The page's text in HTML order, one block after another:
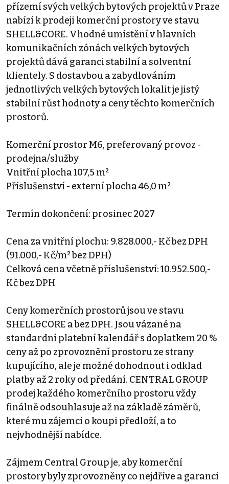
přízemí svých velkých bytových projektů v Praze
nabízí k prodeji komerční prostory ve stavu
SHELL&CORE. Vhodné umístění v hlavních
komunikačních zónách velkých bytových
projektů dává garanci stabilní a solventní
klientely. S dostavbou a zabydlováním
jednotlivých velkých bytových lokalit je jistý
stabilní růst hodnoty a ceny těchto komerčních
prostorů.
Komerční prostor M6, preferovaný provoz -
prodejna/služby
Vnitřní plocha 107,5 m²
Příslušenství - externí plocha 46,0 m²
Termín dokončení: prosinec 2027
Cena za vnitřní plochu: 9.828.000,- Kč bez DPH
(91.000,- Kč/m² bez DPH)
Celková cena včetně příslušenství: 10.952.500,-
Kč bez DPH
Ceny komerčních prostorů jsou ve stavu
SHELL&CORE a bez DPH. Jsou vázané na
standardní platební kalendář s doplatkem 20 %
ceny až po zprovoznění prostoru ze strany
kupujícího, ale je možné dohodnout i odklad
platby až 2 roky od předání. CENTRAL GROUP
prodej každého komerčního prostoru vždy
finálně odsouhlasuje až na základě záměrů,
které mu zájemci o koupi předloží, a to
nejvhodnější nabídce.
Zájmem Central Group je, aby komerční
prostory byly zprovozněny co nejdříve a garanci